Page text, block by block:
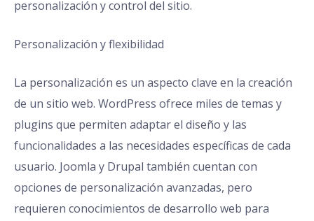
personalización y control del sitio.
Personalización y flexibilidad
La personalización es un aspecto clave en la creación
de un sitio web. WordPress ofrece miles de temas y
plugins que permiten adaptar el diseño y las
funcionalidades a las necesidades específicas de cada
usuario. Joomla y Drupal también cuentan con
opciones de personalización avanzadas, pero
requieren conocimientos de desarrollo web para